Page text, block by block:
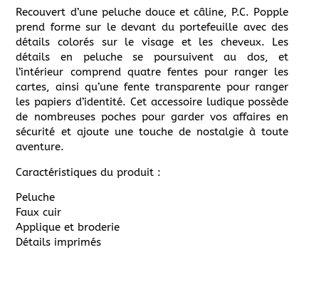
Recouvert d’une peluche douce et câline, P.C. Popple
prend forme sur le devant du portefeuille avec des
détails colorés sur le visage et les cheveux. Les
détails en peluche se poursuivent au dos, et
l’intérieur comprend quatre fentes pour ranger les
cartes, ainsi qu’une fente transparente pour ranger
les papiers d’identité. Cet accessoire ludique possède
de nombreuses poches pour garder vos affaires en
sécurité et ajoute une touche de nostalgie à toute
aventure.
Caractéristiques du produit :
Peluche
Faux cuir
Applique et broderie
Détails imprimés